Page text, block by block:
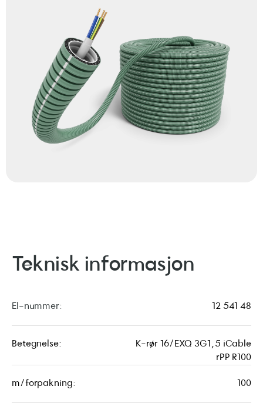
Teknisk informasjon
El-nummer: 12 541 48
Betegnelse:
K-rør 16/EXQ 3G1,5 iCable
rPP R100
m/forpakning: 100